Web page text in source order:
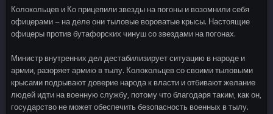
Колокольцев и Ко прицепили звезды на погоны и возомнили себя
офицерами – на деле они тыловые вороватые крысы. Настоящие
офицеры против бутафорских чинуш со звездами на погонах.
Министр внутренних дел дестабилизирует ситуацию в народе и
армии, разоряет армию в тылу. Колокольцев со своими тыловыми
крысами подрывают доверие народа к власти и отбивают желание
людей идти на военную службу, потому что благодаря таким, как он,
государство не может обеспечить безопасность военных в тылу.